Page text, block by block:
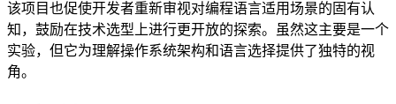
该项目也促使开发者重新审视对编程语言适用场景的固有认
知，鼓励在技术选型上进行更开放的探索。虽然这主要是一个
实验，但它为理解操作系统架构和语言选择提供了独特的视
角。